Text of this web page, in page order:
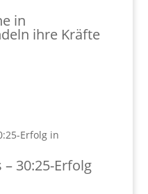
in
ihre Kräfte
– 30:25-Erfolg